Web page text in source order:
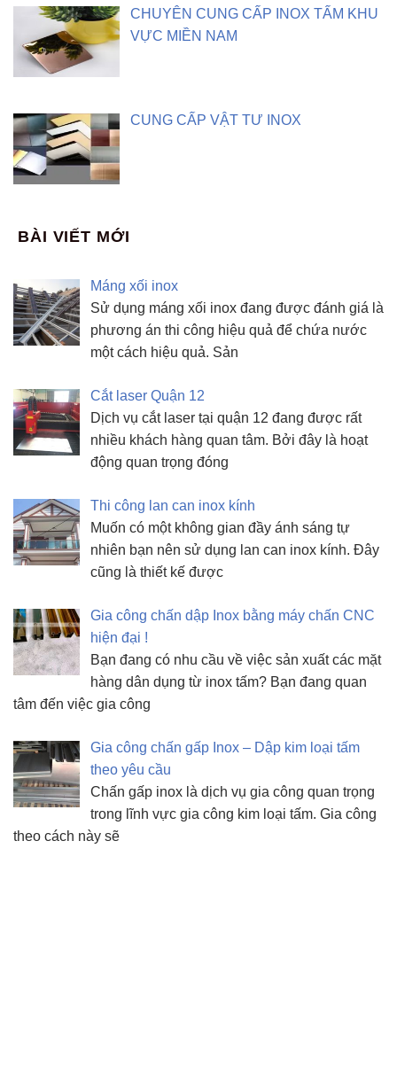
CHUYÊN CUNG CẤP INOX TẤM KHU
VỰC MIỀN NAM
CUNG CẤP VẬT TƯ INOX
BÀI VIẾT MỚI
Máng xối inox
Sử dụng máng xối inox đang được đánh giá là
phương án thi công hiệu quả để chứa nước
một cách hiệu quả. Sản
Cắt laser Quận 12
Dịch vụ cắt laser tại quận 12 đang được rất
nhiều khách hàng quan tâm. Bởi đây là hoạt
động quan trọng đóng
Thi công lan can inox kính
Muốn có một không gian đầy ánh sáng tự
nhiên bạn nên sử dụng lan can inox kính. Đây
cũng là thiết kế được
Gia công chấn dập Inox bằng máy chấn CNC
hiện đại !
Bạn đang có nhu cầu về việc sản xuất các mặt
hàng dân dụng từ inox tấm? Bạn đang quan
tâm đến việc gia công
Gia công chấn gấp Inox – Dập kim loại tấm
theo yêu cầu
Chấn gấp inox là dịch vụ gia công quan trọng
trong lĩnh vực gia công kim loại tấm. Gia công
theo cách này sẽ